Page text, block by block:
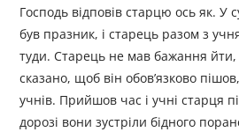
Господь відповів старцю ось як. У
був празник, і старець разом з
туди. Старець не мав бажання йти,
сказано, щоб він обов’язково
учнів. Прийшов час і учні старця
дорозі вони зустріли бідного